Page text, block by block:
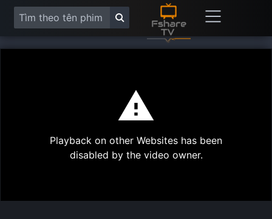
Play
Playback on other Websites has been
disabled by the video owner.